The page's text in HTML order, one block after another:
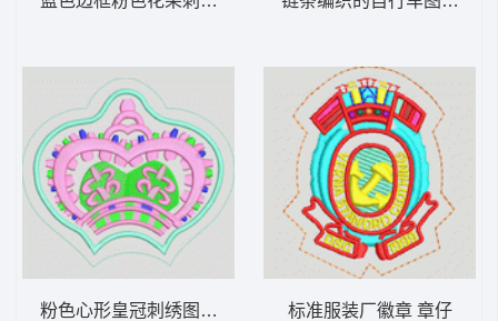
粉色心形皇冠刺绣图案 皇冠章仔标准服装厂徽章 章仔